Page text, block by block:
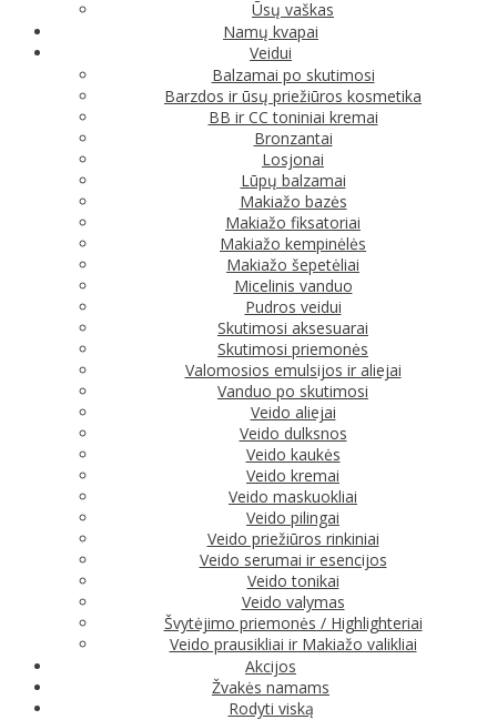
Ūsų vaškas
Namų kvapai
Veidui
Balzamai po skutimosi
Barzdos ir ūsų priežiūros kosmetika
BB ir CC toniniai kremai
Bronzantai
Losjonai
Lūpų balzamai
Makiažo bazės
Makiažo fiksatoriai
Makiažo kempinėlės
Makiažo šepetėliai
Micelinis vanduo
Pudros veidui
Skutimosi aksesuarai
Skutimosi priemonės
Valomosios emulsijos ir aliejai
Vanduo po skutimosi
Veido aliejai
Veido dulksnos
Veido kaukės
Veido kremai
Veido maskuokliai
Veido pilingai
Veido priežiūros rinkiniai
Veido serumai ir esencijos
Veido tonikai
Veido valymas
Švytėjimo priemonės / Highlighteriai
Veido prausikliai ir Makiažo valikliai
Akcijos
Žvakės namams
Rodyti viską